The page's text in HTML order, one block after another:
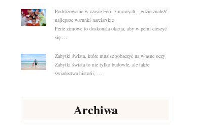
Podróżowanie w czasie Ferii zimowych – gdzie znaleźć
najlepsze warunki narciarskie
Ferie zimowe to doskonała okazja, aby w pełni cieszyć
się …
Zabytki świata, które musisz zobaczyć na własne oczy
Zabytki świata to nie tylko budowle, ale także
świadectwa historii, …
Archiwa